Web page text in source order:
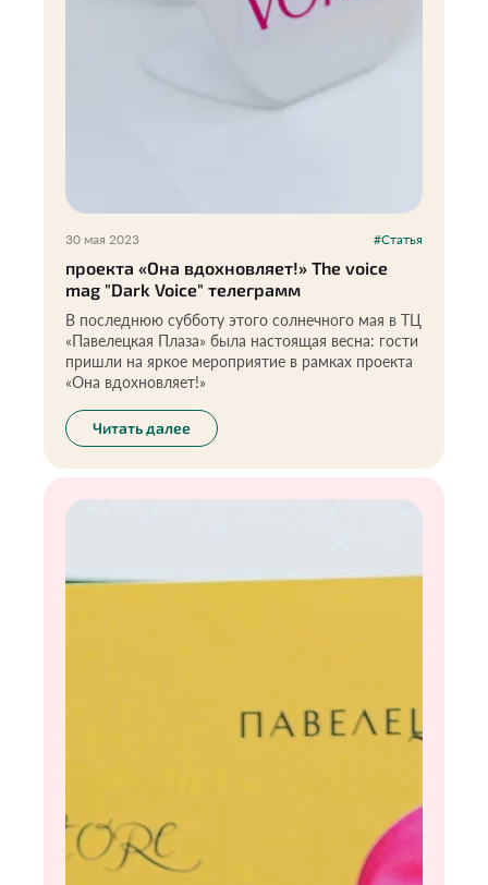
30 мая 2023 #Статья
проекта «Она вдохновляет!» The voice
mag "Dark Voice" телеграмм
В последнюю субботу этого солнечного мая в ТЦ
«Павелецкая Плаза» была настоящая весна: гости
пришли на яркое мероприятие в рамках проекта
«Она вдохновляет!»
Читать далее